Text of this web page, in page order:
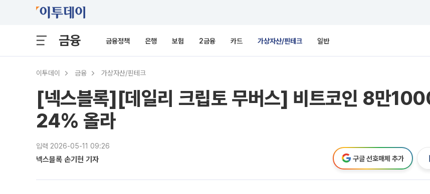
금융 금융정책 은행 보험 2금융 카드 가상자산/핀테크 일반
이투데이 금융 가상자산/핀테크
[넥스블록][데일리 크립토 무버스] 비트코인 8만
24% 올라
입력 2026-05-11 09:26
넥스블록 손기현 기자 구글 선호매체 추가